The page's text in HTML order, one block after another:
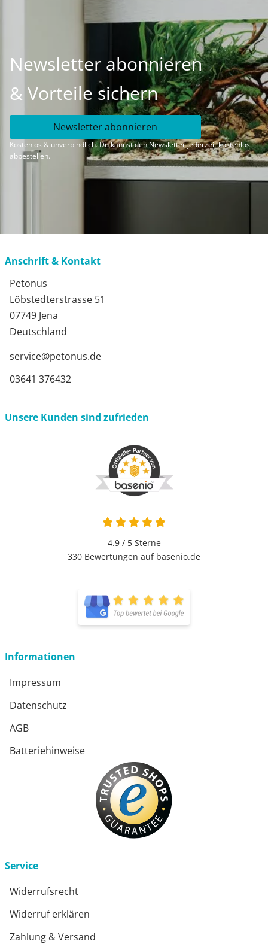
Newsletter abonnieren
& Vorteile sichern
Newsletter abonnieren
Kostenlos & unverbindlich. Du kannst den Newsletter jederzeit kostenlos
abbestellen.
Anschrift & Kontakt
Petonus
Löbstedterstrasse 51
07749 Jena
Deutschland
service@petonus.de
03641 376432
Unsere Kunden sind zufrieden
4.9 von 5
4.9 / 5Sterne
330 Bewertungen auf basenio.de
öffnet in neuem Fenster
Informationen
Impressum
Datenschutz
AGB
Batteriehinweise
Service
Widerrufsrecht
Widerruf erklären
Zahlung & Versand